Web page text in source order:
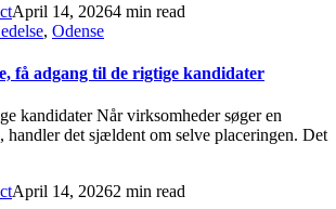
April 14, 20264 min read
, Odense
få adgang til de rigtige kandidater
kandidater Når virksomheder søger en
handler det sjældent om selve placeringen. Det
April 14, 20262 min read